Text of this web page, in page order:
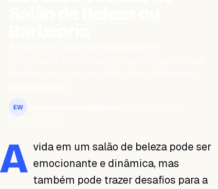
EW
A vida em um salão de beleza pode ser
emocionante e dinâmica, mas
também pode trazer desafios para a